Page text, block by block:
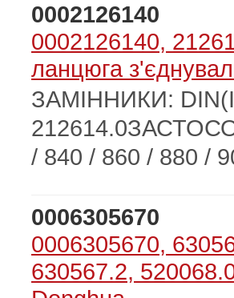
0002126140
0002126140,
ланцюга
ЗАМІННИКИ:
/ 840 / 860 / 880 /
0006305670
0006305670,
630567.2,